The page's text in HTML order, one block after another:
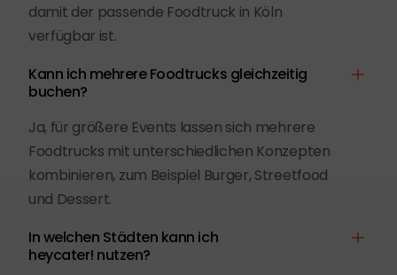
damit der passende Foodtruck in Köln
verfügbar ist.
Kann ich mehrere Foodtrucks gleichzeitig
buchen?
Ja, für größere Events lassen sich mehrere
Foodtrucks mit unterschiedlichen Konzepten
kombinieren, zum Beispiel Burger, Streetfood
und Dessert.
In welchen Städten kann ich
heycater! nutzen?